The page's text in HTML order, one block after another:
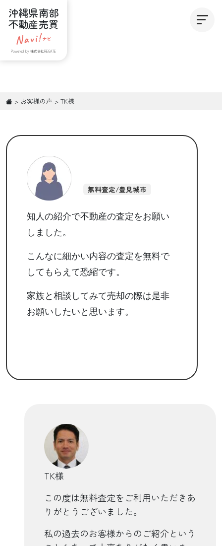
沖縄県南部
不動産売買
Powered by 株式会社REGATE
> お客様の声 > TK様
無料査定/豊見城市
知人の紹介で不動産の査定をお願い
しました。
こんなに細かい内容の査定を無料で
してもらえて恐縮です。
家族と相談してみて売却の際は是非
お願いしたいと思います。
TK様
この度は無料査定をご利用いただきあ
りがとうございました。
私の過去のお客様からのご紹介という